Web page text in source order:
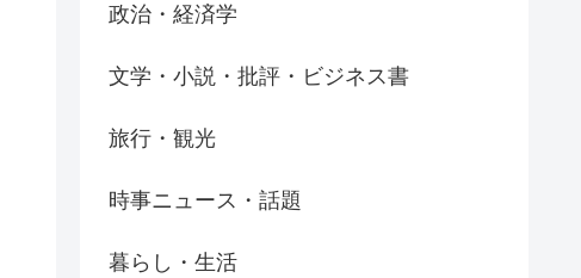
政治・経済学
文学・小説・批評・ビジネス書
旅行・観光
時事ニュース・話題
暮らし・生活